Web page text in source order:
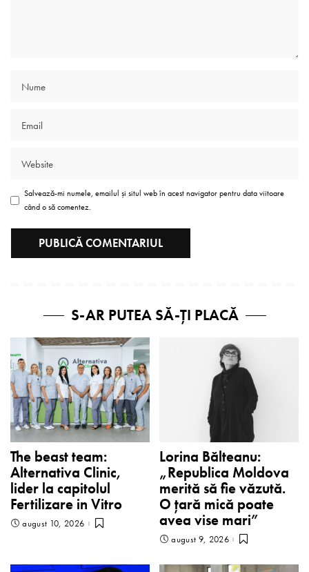
Salvează-mi numele, emailul și situl web în acest navigator pentru data viitoare
când o să comentez.
S-AR PUTEA SĂ-ȚI PLACĂ
The beast team:
Alternativa Clinic,
lider la capitolul
Fertilizare in Vitro
august 10, 2026
Lorina Bălteanu:
„Republica Moldova
merită să fie văzută.
O țară mică poate
avea vise mari”
august 9, 2026